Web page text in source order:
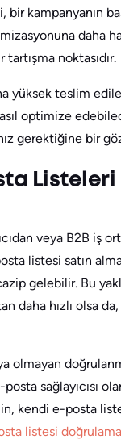
kampanyanın
daha
noktasıdır.
yüksek teslim
optimize
gerektiğine bir
Listeleri
veya B2B iş
listesi satın
gelebilir. Bu
daha hızlı olsa
olmayan
posta sağlayıcısı
kendi e-posta
listesi